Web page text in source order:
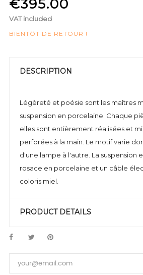
€395.00
VAT included
BIENTÔT DE RETOUR !
DESCRIPTION
Légèreté et poésie sont les maîtres
suspension en porcelaine. Chaque
elles sont entièrement réalisées et
perforées à la main. Le motif varie
d'une lampe à l'autre. La suspension
rosace en porcelaine et un câble
coloris miel.
PRODUCT DETAILS